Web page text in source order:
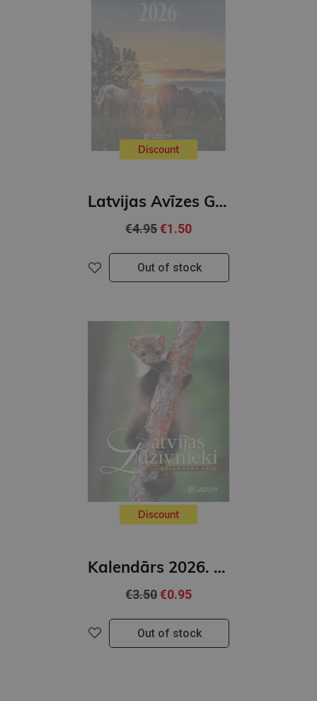
Discount
Latvijas Avīzes Gadagrāmata 2026
€4.95€1.50
Out of stock
Discount
Kalendārs 2026. Latvijas dzīvnieki
€3.50€0.95
Out of stock